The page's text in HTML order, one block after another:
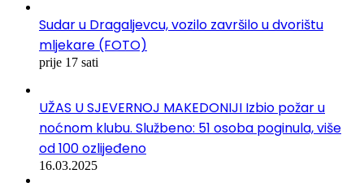
Sudar u Dragaljevcu, vozilo završilo u dvorištu
mljekare (FOTO)
prije 17 sati
UŽAS U SJEVERNOJ MAKEDONIJI Izbio požar u
noćnom klubu. Službeno: 51 osoba poginula, više
od 100 ozlijeđeno
16.03.2025